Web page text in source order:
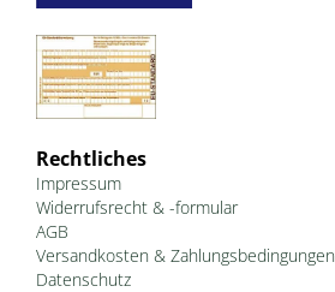
Rechtliches
Impressum
Widerrufsrecht & -formular
AGB
Versandkosten & Zahlungsbedingungen
Datenschutz